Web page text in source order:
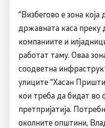
“Визбегово е зона која
државната каса преку
компаниите и
работат таму. Оваа
соодветна
улиците “Хасан
кои треба да бидат во
претпријатија.
околните општини,